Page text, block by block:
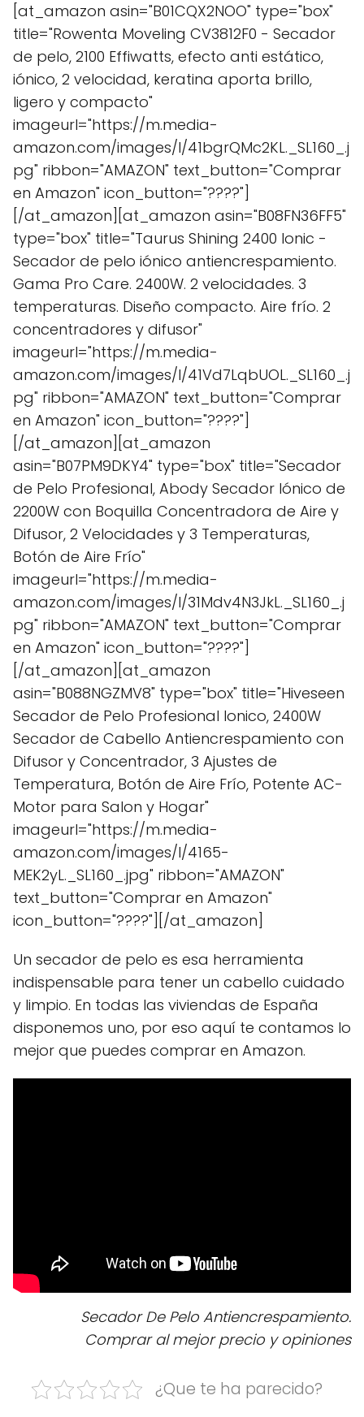
[at_amazon asin="B01CQX2NOO" type="box"
title="Rowenta Moveling CV3812F0 - Secador
de pelo, 2100 Effiwatts, efecto anti estático,
iónico, 2 velocidad, keratina aporta brillo,
ligero y compacto"
imageurl="https://m.media-
amazon.com/images/I/41bgrQMc2KL._SL160_.j
pg" ribbon="AMAZON" text_button="Comprar
en Amazon" icon_button="????"]
[/at_amazon][at_amazon asin="B08FN36FF5"
type="box" title="Taurus Shining 2400 Ionic -
Secador de pelo iónico antiencrespamiento.
Gama Pro Care. 2400W. 2 velocidades. 3
temperaturas. Diseño compacto. Aire frío. 2
concentradores y difusor"
imageurl="https://m.media-
amazon.com/images/I/41Vd7LqbUOL._SL160_.j
pg" ribbon="AMAZON" text_button="Comprar
en Amazon" icon_button="????"]
[/at_amazon][at_amazon
asin="B07PM9DKY4" type="box" title="Secador
de Pelo Profesional, Abody Secador Iónico de
2200W con Boquilla Concentradora de Aire y
Difusor, 2 Velocidades y 3 Temperaturas,
Botón de Aire Frío"
imageurl="https://m.media-
amazon.com/images/I/31Mdv4N3JkL._SL160_.j
pg" ribbon="AMAZON" text_button="Comprar
en Amazon" icon_button="????"]
[/at_amazon][at_amazon
asin="B088NGZMV8" type="box" title="Hiveseen
Secador de Pelo Profesional Ionico, 2400W
Secador de Cabello Antiencrespamiento con
Difusor y Concentrador, 3 Ajustes de
Temperatura, Botón de Aire Frío, Potente AC-
Motor para Salon y Hogar"
imageurl="https://m.media-
amazon.com/images/I/4165-
MEK2yL._SL160_.jpg" ribbon="AMAZON"
text_button="Comprar en Amazon"
icon_button="????"][/at_amazon]
Un secador de pelo es esa herramienta
indispensable para tener un cabello cuidado
y limpio. En todas las viviendas de España
disponemos uno, por eso aquí te contamos lo
mejor que puedes comprar en Amazon.
Secador De Pelo Antiencrespamiento.
Comprar al mejor precio y opiniones
¿Que te ha parecido?